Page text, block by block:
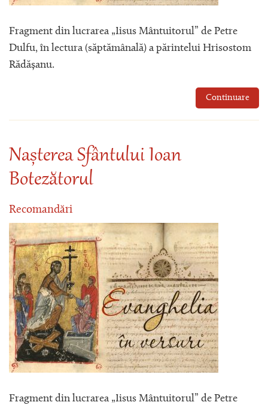
Fragment din lucrarea „Iisus Mântuitorul” de Petre
Dulfu, în lectura (săptămânală) a părintelui Hrisostom
Rădășanu.
Continuare
Nașterea Sfântului Ioan
Botezătorul
Recomandări
Fragment din lucrarea „Iisus Mântuitorul” de Petre